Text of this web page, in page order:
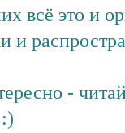
всё это и
и
-